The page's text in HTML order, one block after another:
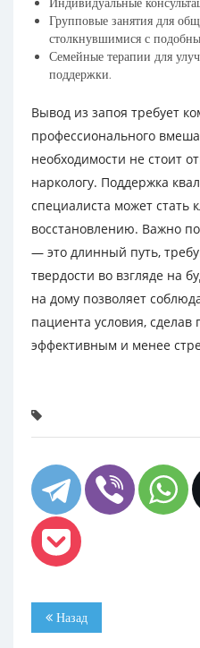
Групповые занятия для
столкнувшимися с
Семейные терапии для
поддержки.
Вывод из запоя требует
профессионального
необходимости не стоит
наркологу. Поддержка
специалиста может стать
восстановлению. Важно
— это длинный путь,
твердости во взгляде на
на дому позволяет
пациента условия,
эффективным и менее
Назад